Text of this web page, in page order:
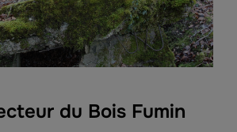
du Bois Fumin